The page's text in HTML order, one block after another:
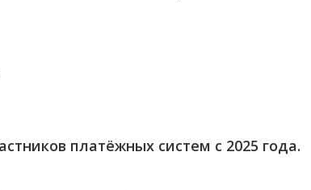
платёжных систем с 2025 года.